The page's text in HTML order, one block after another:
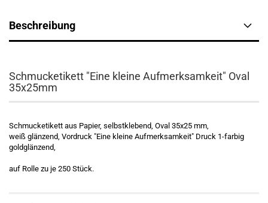
Beschreibung
Schmucketikett "Eine kleine Aufmerksamkeit" Oval
35x25mm
Schmucketikett aus Papier, selbstklebend, Oval 35x25 mm,
weiß glänzend, Vordruck "Eine kleine Aufmerksamkeit" Druck 1-farbig
goldglänzend,
auf Rolle zu je 250 Stück.